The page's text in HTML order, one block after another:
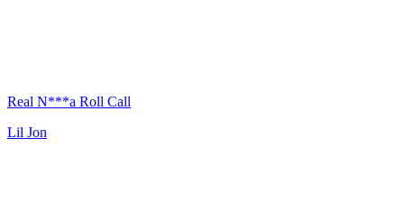
Real N***a Roll Call
Lil Jon